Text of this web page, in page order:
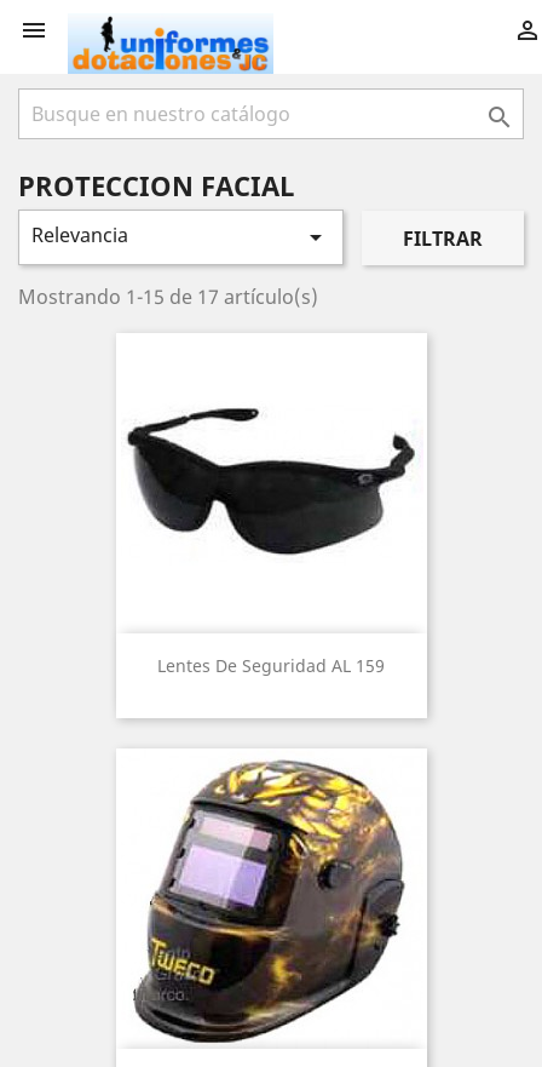
 

PROTECCION FACIAL
Relevancia  FILTRAR
Mostrando 1-15 de 17 artículo(s)
Lentes De Seguridad AL 159